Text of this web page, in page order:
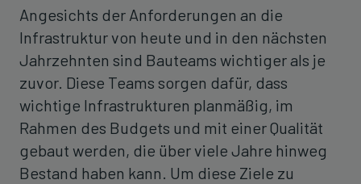
Angesichts der Anforderungen an die
Infrastruktur von heute und in den nächsten
Jahrzehnten sind Bauteams wichtiger als je
zuvor. Diese Teams sorgen dafür, dass
wichtige Infrastrukturen planmäßig, im
Rahmen des Budgets und mit einer Qualität
gebaut werden, die über viele Jahre hinweg
Bestand haben kann. Um diese Ziele zu